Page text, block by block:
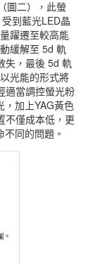
圖二），此螢
到藍光LED晶
躍遷至較高能
緩解至 5d 軌
失，最後 5d 軌
光能的形式將
適當調控螢光粉
，加上YAG黃色
不僅成本低，更
同的問題。